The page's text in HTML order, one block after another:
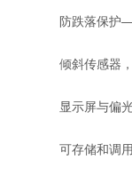
防跌落保护——
倾斜传感器，
显示屏与偏光
可存储和调用